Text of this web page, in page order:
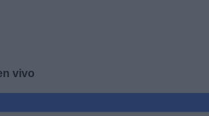
vivo